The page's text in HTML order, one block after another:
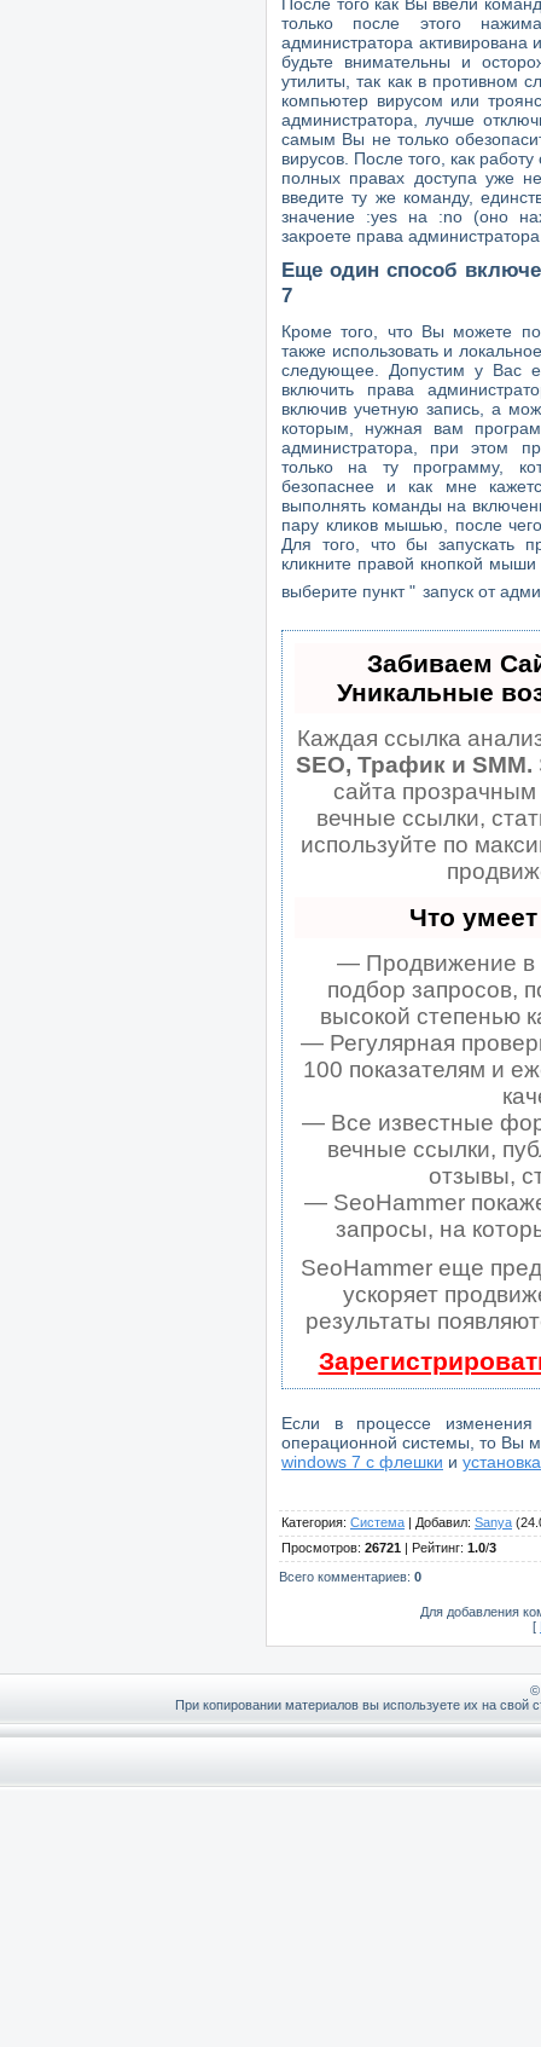
только после этого
администратора активирована
будьте внимательны и
утилиты, так как в противном
компьютер вирусом или
администратора, лучше
самым Вы не только
вирусов. После того, как
полных правах доступа уже
введите ту же команду,
значение :yesна :no(оно
закроете права
Еще один способ
7
Кроме того, что Вы можете
также использовать и
следующее. Допустим у Вас
включить права
включив учетную запись, а
которым, нужная вам
администратора, при этом
только на ту программу,
безопаснее и как мне
выполнять команды на
пару кликов мышью, после
Для того, что бы запускать
кликните правой кнопкой
выберите пункт " запуск от
Забиваем
Уникальные
Каждая ссылка
SEO, Трафик и SMM.
сайта
вечные ссылки,
используйте по
Что
— Продвижение в
подбор запросов,
высокой степенью
— Регулярная
100 показателям и
— Все известные
вечные ссылки,
отзывы,
— SeoHammer
запросы, на
SeoHammer еще
ускоряет
результаты
Если в процессе изменения
операционной системы, то Вы
windows 7 с флешки и
Категория: Система Добавил: Sanya
Просмотров: 26721 Рейтинг: 1.0/3
Всего комментариев: 0
Для добавления
[
©
При копировании материалов вы используете их на свой